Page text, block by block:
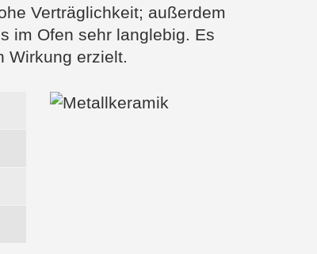
Verträglichkeit; außerdem
im Ofen sehr langlebig. Es
Wirkung erzielt.